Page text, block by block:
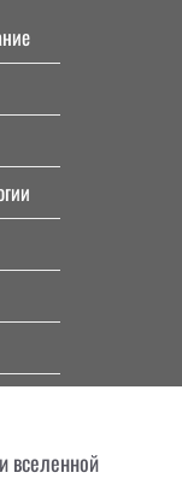
вселенной